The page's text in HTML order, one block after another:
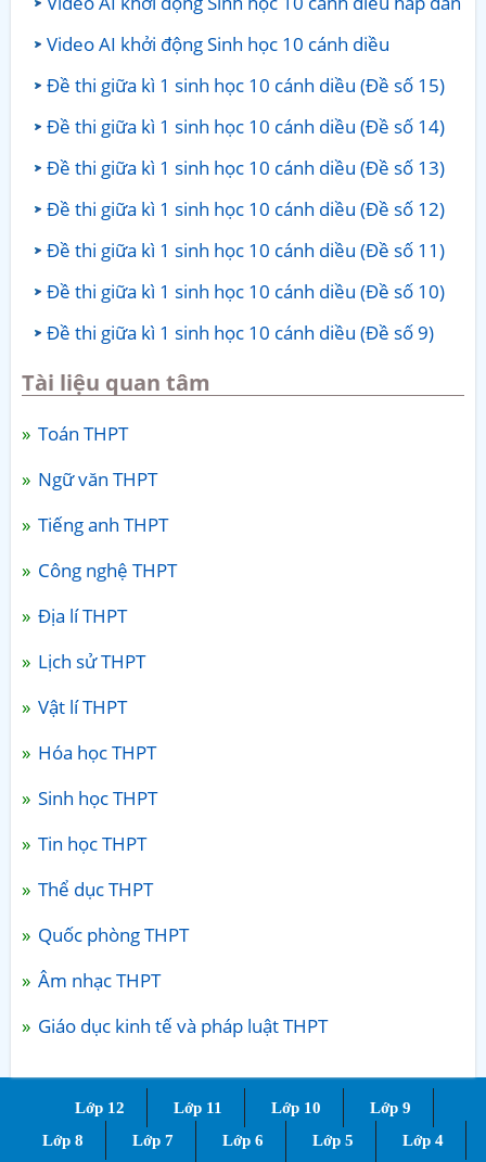
Video AI khởi động Sinh học 10 cánh diều
Đề thi giữa kì 1 sinh học 10 cánh diều (Đề số 15)
Đề thi giữa kì 1 sinh học 10 cánh diều (Đề số 14)
Đề thi giữa kì 1 sinh học 10 cánh diều (Đề số 13)
Đề thi giữa kì 1 sinh học 10 cánh diều (Đề số 12)
Đề thi giữa kì 1 sinh học 10 cánh diều (Đề số 11)
Đề thi giữa kì 1 sinh học 10 cánh diều (Đề số 10)
Đề thi giữa kì 1 sinh học 10 cánh diều (Đề số 9)
Tài liệu quan tâm
Toán THPT
Ngữ văn THPT
Tiếng anh THPT
Công nghệ THPT
Địa lí THPT
Lịch sử THPT
Vật lí THPT
Hóa học THPT
Sinh học THPT
Tin học THPT
Thể dục THPT
Quốc phòng THPT
Âm nhạc THPT
Giáo dục kinh tế và pháp luật THPT
Lớp 12 Lớp 11 Lớp 10
Lớp 9
Lớp 8
Lớp 7 Lớp 6 Lớp 5 Lớp 4